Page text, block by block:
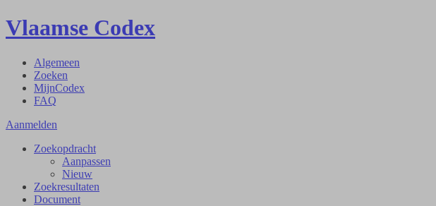
Vlaamse Codex
Algemeen
Zoeken
MijnCodex
FAQ
Aanmelden
Zoekopdracht
Aanpassen
Nieuw
Zoekresultaten
Document